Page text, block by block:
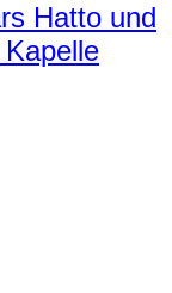
Hatto und